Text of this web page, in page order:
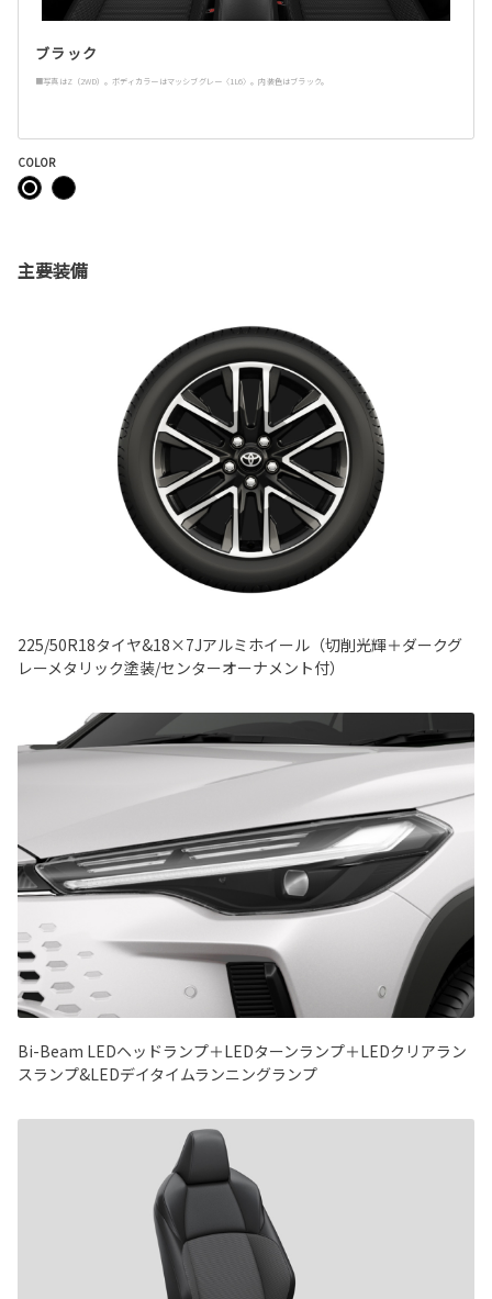
ブラック
■写真はZ（2WD）。ボディカラーはマッシブグレー〈1L6〉。内装色はブラック。
COLOR
主要装備
225/50R18タイヤ&18×7Jアルミホイール（切削光輝＋ダークグ
レーメタリック塗装/センターオーナメント付）
Bi-Beam LEDヘッドランプ＋LEDターンランプ＋LEDクリアラン
スランプ&LEDデイタイムランニングランプ